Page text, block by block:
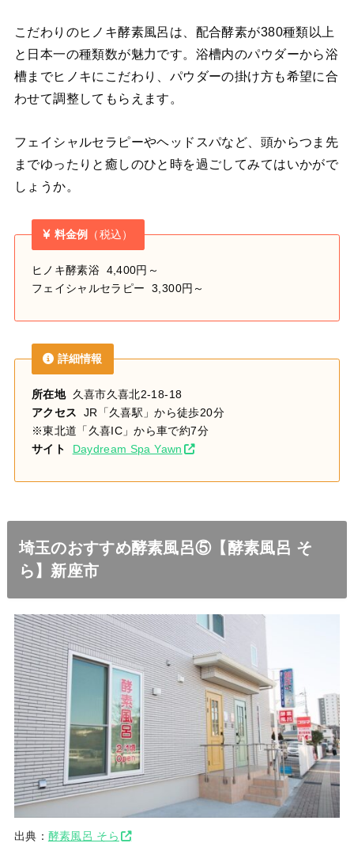
こだわりのヒノキ酵素風呂は、配合酵素が380種類以上
と日本一の種類数が魅力です。浴槽内のパウダーから浴
槽までヒノキにこだわり、パウダーの掛け方も希望に合
わせて調整してもらえます。
フェイシャルセラピーやヘッドスパなど、頭からつま先
までゆったりと癒しのひと時を過ごしてみてはいかがで
しょうか。
料金例 （税込）
ヒノキ酵素浴 4,400円～
フェイシャルセラピー 3,300円～
詳細情報
所在地久喜市久喜北2-18-18
アクセス JR「久喜駅」から徒歩20分
※東北道「久喜IC」から車で約7分
サイト
Daydream Spa Yawn
埼玉のおすすめ酵素風呂⑤【酵素風呂 そ
ら】新座市
出典： 酵素風呂 そら